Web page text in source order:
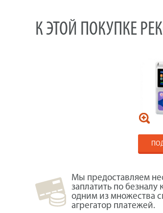
К ЭТОЙ ПОКУПКЕ
Мы предоставляем
заплатить по
одним из множества
агрегатор платежей.